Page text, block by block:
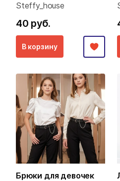
Steffy_house
40 руб.
В корзину
Брюки для девочек